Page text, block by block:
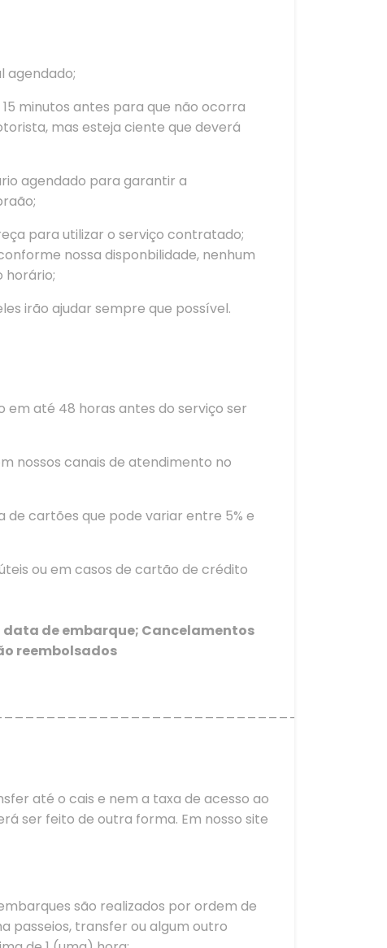
agendado;
minutos antes para que não ocorra
mas esteja ciente que deverá
agendado para garantir a
para utilizar o serviço contratado;
nossa disponbilidade, nenhum
horário;
irão ajudar sempre que possível.
até 48 horas antes do serviço ser
nossos canais de atendimento no
cartões que pode variar entre 5% e
ou em casos de cartão de crédito
de embarque; Cancelamentos
reembolsados
até o cais e nem a taxa de acesso ao
ser feito de outra forma. Em nosso site
são realizados por ordem de
passeios, transfer ou algum outro